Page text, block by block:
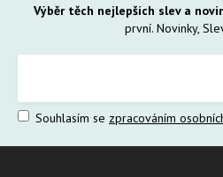
Výběr těch nejlepších slev a
první. Novinky,
Souhlasím se zpracováním